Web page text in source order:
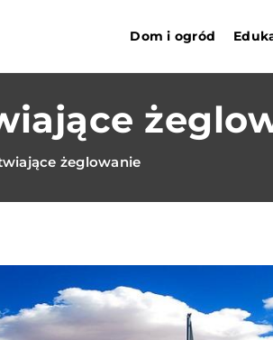
Dom i ogród
żeglowanie